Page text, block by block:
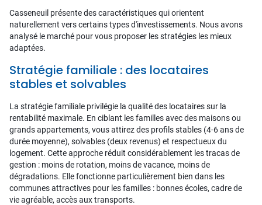
Casseneuil présente des caractéristiques qui orientent
naturellement vers certains types d'investissements. Nous avons
analysé le marché pour vous proposer les stratégies les mieux
adaptées.
Stratégie familiale : des locataires
stables et solvables
La stratégie familiale privilégie la qualité des locataires sur la
rentabilité maximale. En ciblant les familles avec des maisons ou
grands appartements, vous attirez des profils stables (4-6 ans de
durée moyenne), solvables (deux revenus) et respectueux du
logement. Cette approche réduit considérablement les tracas de
gestion : moins de rotation, moins de vacance, moins de
dégradations. Elle fonctionne particulièrement bien dans les
communes attractives pour les familles : bonnes écoles, cadre de
vie agréable, accès aux transports.